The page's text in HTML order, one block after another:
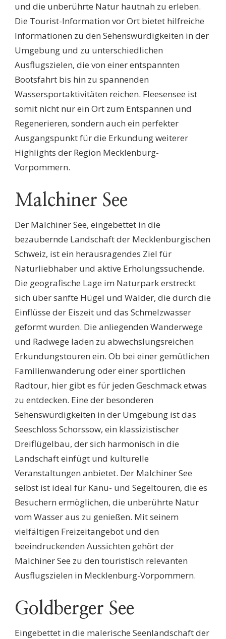
und die unberührte Natur hautnah zu erleben.
Die Tourist-Information vor Ort bietet hilfreiche
Informationen zu den Sehenswürdigkeiten in der
Umgebung und zu unterschiedlichen
Ausflugszielen, die von einer entspannten
Bootsfahrt bis hin zu spannenden
Wassersportaktivitäten reichen. Fleesensee ist
somit nicht nur ein Ort zum Entspannen und
Regenerieren, sondern auch ein perfekter
Ausgangspunkt für die Erkundung weiterer
Highlights der Region Mecklenburg-
Vorpommern.
Malchiner See
Der Malchiner See, eingebettet in die
bezaubernde Landschaft der Mecklenburgischen
Schweiz, ist ein herausragendes Ziel für
Naturliebhaber und aktive Erholungssuchende.
Die geografische Lage im Naturpark erstreckt
sich über sanfte Hügel und Wälder, die durch die
Einflüsse der Eiszeit und das Schmelzwasser
geformt wurden. Die anliegenden Wanderwege
und Radwege laden zu abwechslungsreichen
Erkundungstouren ein. Ob bei einer gemütlichen
Familienwanderung oder einer sportlichen
Radtour, hier gibt es für jeden Geschmack etwas
zu entdecken. Eine der besonderen
Sehenswürdigkeiten in der Umgebung ist das
Seeschloss Schorssow, ein klassizistischer
Dreiflügelbau, der sich harmonisch in die
Landschaft einfügt und kulturelle
Veranstaltungen anbietet. Der Malchiner See
selbst ist ideal für Kanu- und Segeltouren, die es
Besuchern ermöglichen, die unberührte Natur
vom Wasser aus zu genießen. Mit seinem
vielfältigen Freizeitangebot und den
beeindruckenden Aussichten gehört der
Malchiner See zu den touristisch relevanten
Ausflugszielen in Mecklenburg-Vorpommern.
Goldberger See
Eingebettet in die malerische Seenlandschaft der